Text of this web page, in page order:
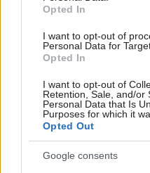
Opted In
I want to opt-out of
Personal Data for
Opted In
I want to opt-out of
Retention, Sale, and/or
Personal Data that Is
Purposes for which it
Opted Out
Google consents
vyjsť draho. Ako ho
clovek by cakal ze
sa zbavilo zarodkov